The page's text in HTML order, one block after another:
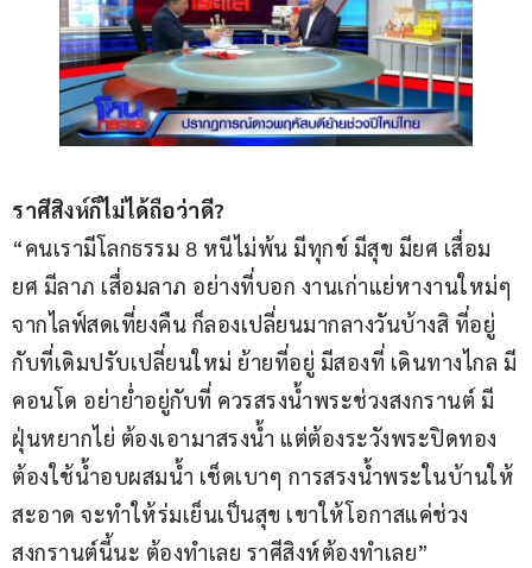
ราศีสิงห์ก็ไม่ได้ถือว่าดี?
“คนเรามีโลกธรรม 8 หนีไม่พ้น มีทุกข์ มีสุข มียศ เสื่อม
ยศ มีลาภ เสื่อมลาภ อย่างที่บอก งานเก่าแย่หางานใหม่ๆ
จากไลฟ์สดเที่ยงคืน ก็ลองเปลี่ยนมากลางวันบ้างสิ ที่อยู่
กับที่เดิมปรับเปลี่ยนใหม่ ย้ายที่อยู่ มีสองที่ เดินทางไกล มี
คอนโด อย่าย่ำอยู่กับที่ ควรสรงน้ำพระช่วงสงกรานต์ มี
ฝุ่นหยากไย่ ต้องเอามาสรงน้ำ แต่ต้องระวังพระปิดทอง
ต้องใช้น้ำอบผสมน้ำ เช็ดเบาๆ การสรงน้ำพระในบ้านให้
สะอาด จะทำให้ร่มเย็นเป็นสุข เขาให้โอกาสแค่ช่วง
สงกรานต์นี้นะ ต้องทำเลย ราศีสิงห์ต้องทำเลย”